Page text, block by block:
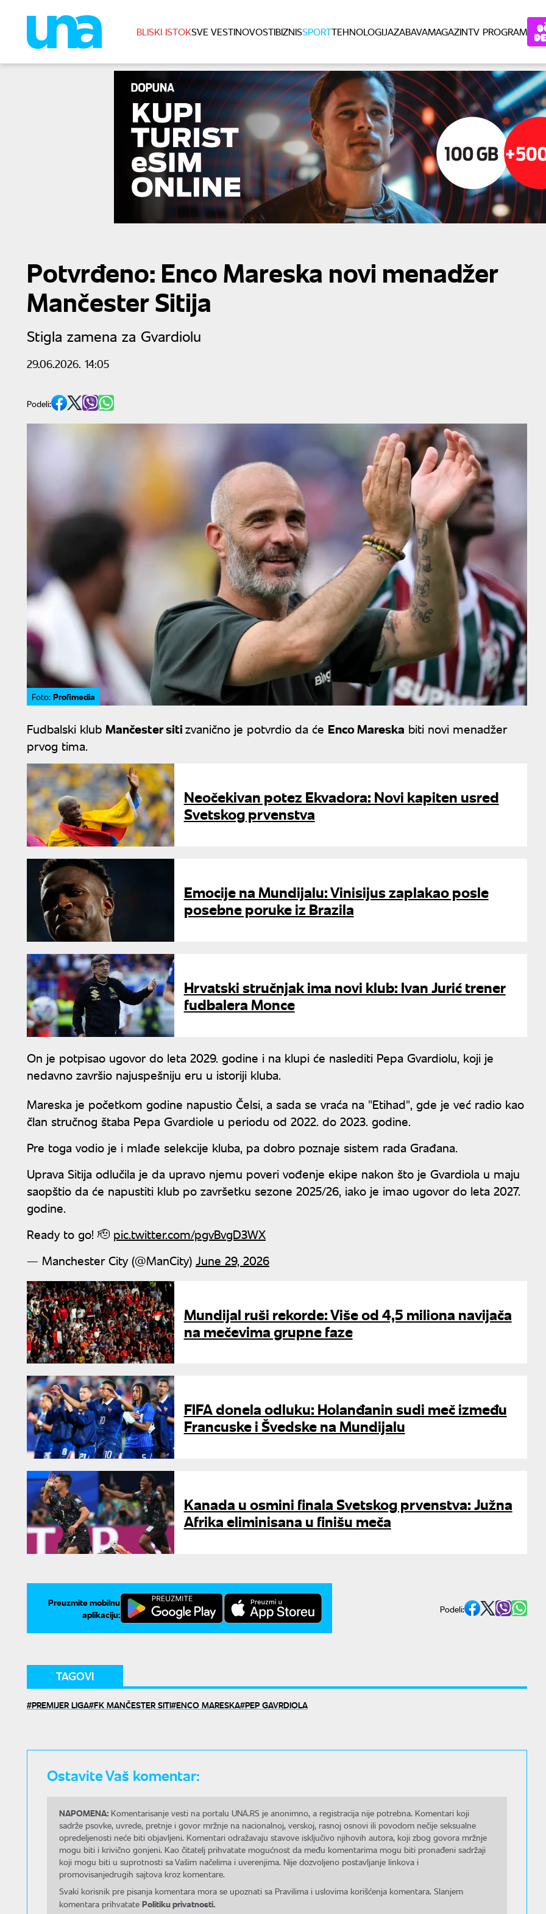
BLISKI ISTOKSVE VESTINOVOSTIBIZNISSPORTTEHNOLOGIJAZABAVAMAGAZINTV PROGRAM
Potvrđeno: Enco Mareska novi menadžer
Mančester Sitija
Stigla zamena za Gvardiolu
29.06.2026. 14:05
Podeli:
Foto: Profimedia
Fudbalski klub Mančester sitizvanično je potvrdio da će Enco Mareska biti novi menadžer
prvog tima.
Neočekivan potez Ekvadora: Novi kapiten usred
Svetskog prvenstva
Emocije na Mundijalu: Vinisijus zaplakao posle
posebne poruke iz Brazila
Hrvatski stručnjak ima novi klub: Ivan Jurić trener
fudbalera Monce
On je potpisao ugovor do leta 2029. godine i na klupi će naslediti Pepa Gvardiolu, koji je
nedavno završio najuspešniju eru u istoriji kluba.
Mareska je početkom godine napustio Čelsi, a sada se vraća na "Etihad", gde je već radio kao
član stručnog štaba Pepa Gvardiole u periodu od 2022. do 2023. godine.
Pre toga vodio je i mlađe selekcije kluba, pa dobro poznaje sistem rada Građana.
Uprava Sitija odlučila je da upravo njemu poveri vođenje ekipe nakon što je Gvardiola u maju
saopštio da će napustiti klub po završetku sezone 2025/26, iako je imao ugovor do leta 2027.
godine.
Ready to go! 🫡 pic.twitter.com/pgvBvgD3WX
— Manchester City (@ManCity) June 29, 2026
Mundijal ruši rekorde: Više od 4,5 miliona navijača
na mečevima grupne faze
FIFA donela odluku: Holanđanin sudi meč između
Francuske i Švedske na Mundijalu
Kanada u osmini finala Svetskog prvenstva: Južna
Afrika eliminisana u finišu meča
Preuzmite mobilnu
aplikaciju:
Podeli:
TAGOVI
PREMIJER LIGA FK MANČESTER SITI ENCO MARESKA PEP GAVRDIOLA
Ostavite Vaš komentar:
NAPOMENA: Komentarisanje vesti na portalu UNA.RS je anonimno, a registracija nije potrebna. Komentari koji
sadrže psovke, uvrede, pretnje i govor mržnje na nacionalnoj, verskoj, rasnoj osnovi ili povodom nečije seksualne
opredeljenosti neće biti objavljeni. Komentari odražavaju stavove isključivo njihovih autora, koji zbog govora mržnje
mogu biti i krivično gonjeni. Kao čitatelj prihvatate mogućnost da među komentarima mogu biti pronađeni sadržaji
koji mogu biti u suprotnosti sa Vašim načelima i uverenjima. Nije dozvoljeno postavljanje linkova i
promovisanjedrugih sajtova kroz komentare.
Svaki korisnik pre pisanja komentara mora se upoznati sa Pravilima i uslovima korišćenja komentara. Slanjem
komentara prihvatate Politiku privatnosti.